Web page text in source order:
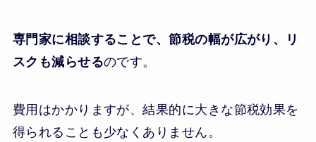
専門家に相談することで、節税の幅が広がり、リ
スクも減らせるのです。
費用はかかりますが、結果的に大きな節税効果を
得られることも少なくありません。